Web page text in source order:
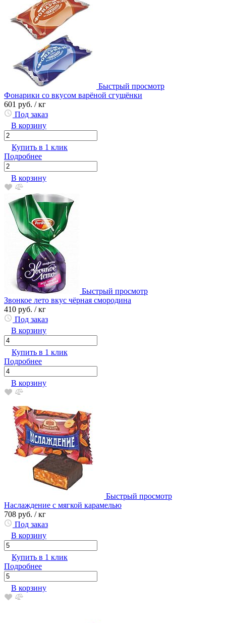
Быстрый просмотр
Фонарики со вкусом варёной сгущёнки
601 руб. / кг
Под заказ
В корзину
Купить в 1 клик
Подробнее
В корзину
Быстрый просмотр
Звонкое лето вкус чёрная смородина
410 руб. / кг
Под заказ
В корзину
Купить в 1 клик
Подробнее
В корзину
Быстрый просмотр
Наслаждение с мягкой карамелью
708 руб. / кг
Под заказ
В корзину
Купить в 1 клик
Подробнее
В корзину